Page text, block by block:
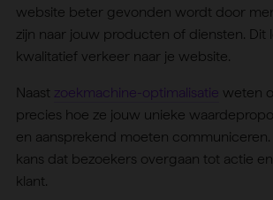
website beter gevonden wordt door
zijn naar jouw producten of diensten. Dit
kwalitatief verkeer naar je website.
Naast zoekmachine-optimalisatie weten
precies hoe ze jouw unieke
en aansprekend moeten
kans dat bezoekers overgaan tot actie
klant.